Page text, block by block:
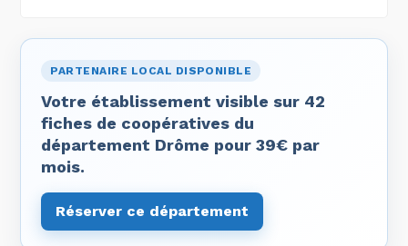
PARTENAIRE LOCAL DISPONIBLE
Votre établissement visible sur 42
fiches de coopératives du
département Drôme pour 39€ par
mois.
Réserver ce département